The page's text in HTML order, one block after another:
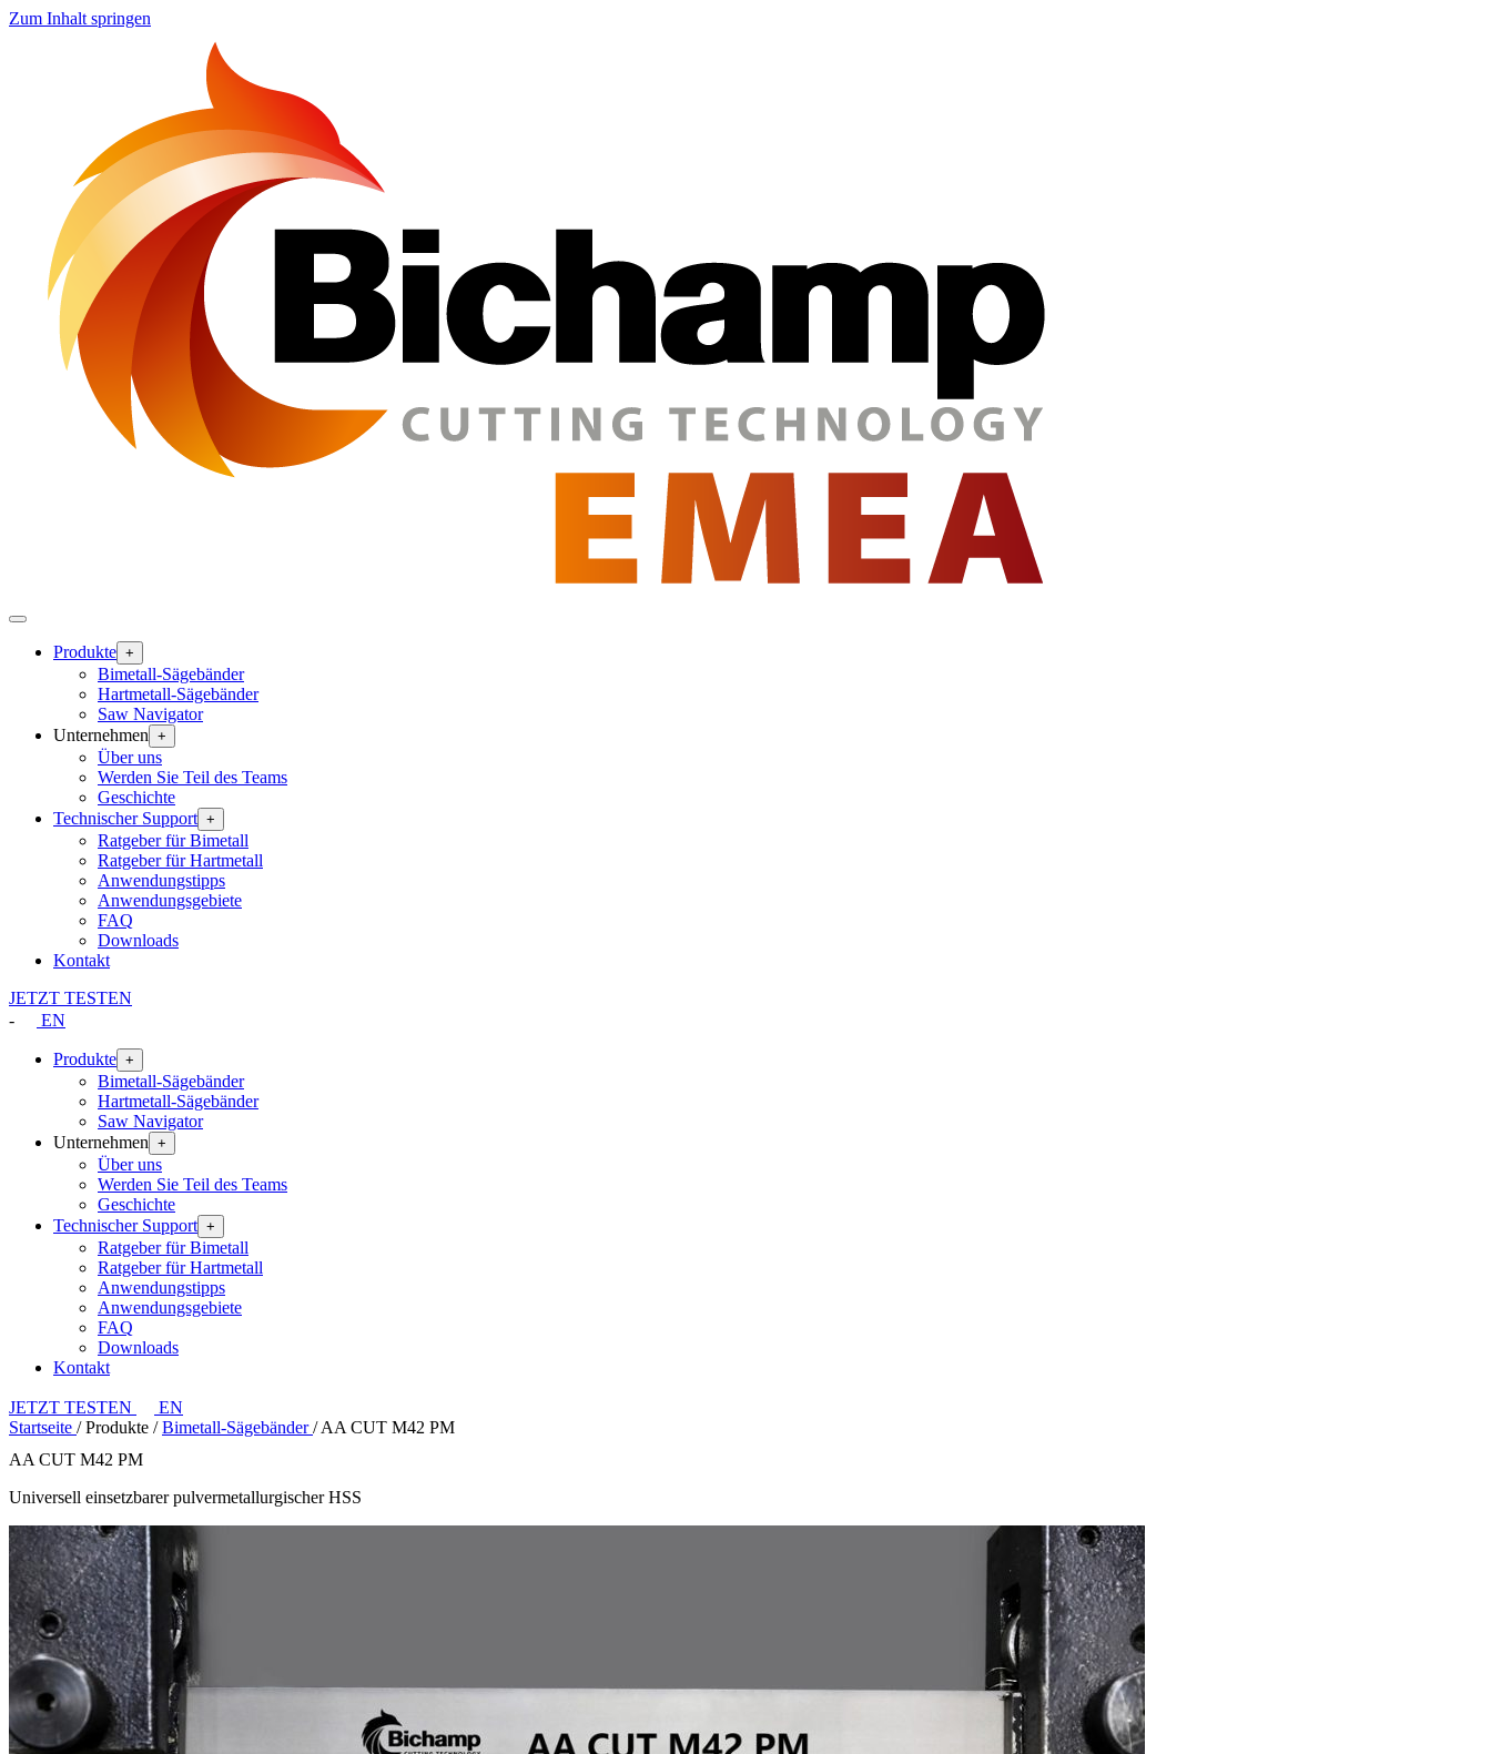
Zum Inhalt springen
Produkte +
Bimetall-Sägebänder
Hartmetall-Sägebänder
Saw Navigator
Unternehmen +
Über uns
Werden Sie Teil des Teams
Geschichte
Technischer Support +
Ratgeber für Bimetall
Ratgeber für Hartmetall
Anwendungstipps
Anwendungsgebiete
FAQ
Downloads
Kontakt
JETZT TESTEN
-
EN
Produkte +
Bimetall-Sägebänder
Hartmetall-Sägebänder
Saw Navigator
Unternehmen +
Über uns
Werden Sie Teil des Teams
Geschichte
Technischer Support +
Ratgeber für Bimetall
Ratgeber für Hartmetall
Anwendungstipps
Anwendungsgebiete
FAQ
Downloads
Kontakt
JETZT TESTEN
EN
Startseite / Produkte / Bimetall-Sägebänder/ AA CUT M42 PM
AA CUT M42 PM
Universell einsetzbarer pulvermetallurgischer HSS